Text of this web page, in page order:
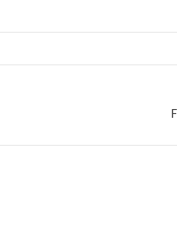
melhor dos Beach